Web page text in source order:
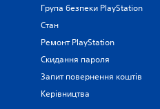
Група безпеки PlayStation
Стан
Ремонт PlayStation
Скидання пароля
Запит повернення коштів
Керівництва